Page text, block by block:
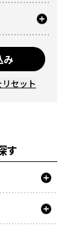
み
セット
す